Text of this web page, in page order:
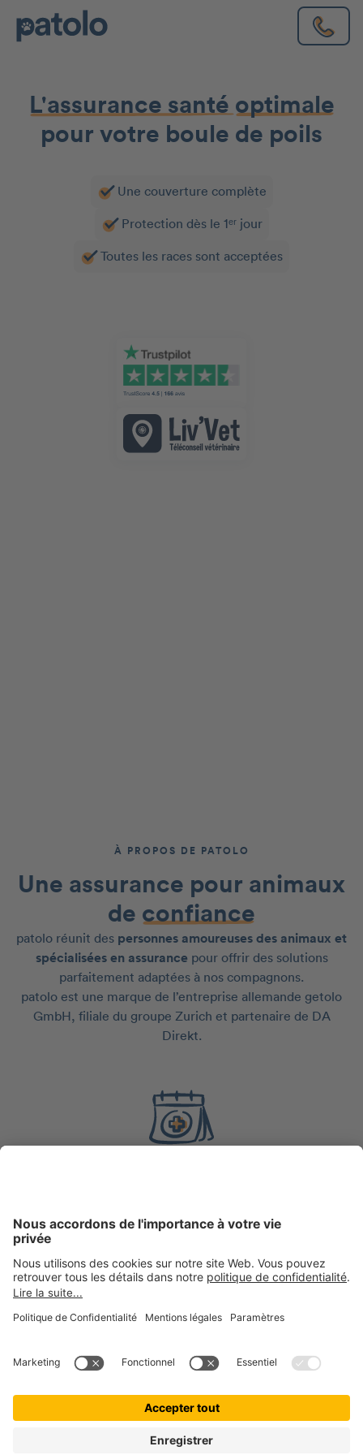
L'assurance santé optimale
pour votre boule de poils
Une couverture complète
Protection dès le 1ᵉʳ jour
Toutes les races sont acceptées
À PROPOS DE PATOLO
Une assurance pour animaux
de confiance
patolo réunit des personnes amoureuses des animaux et
spécialisées en assurance pour offrir des solutions
parfaitement adaptées à nos compagnons.
patolo est une marque de l’entreprise allemande getolo
GmbH, filiale du groupe Zurich et partenaire de DA
Direkt.
200 000 +
100 000 +
boules de poils assurées